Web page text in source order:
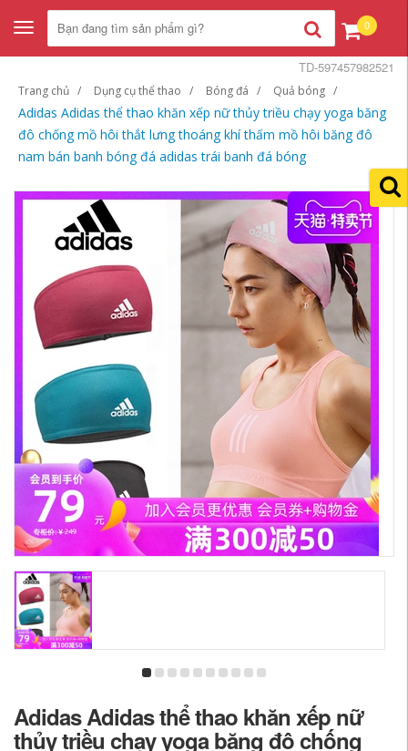
Toggle
navigation
0
Trang chủ Dụng cụ thể thao Bóng đá Quả bóng
Adidas Adidas thể thao khăn xếp nữ thủy triều chạy yoga băng
đô chống mồ hôi thắt lưng thoáng khí thấm mồ hôi băng đô
nam bán banh bóng đá adidas trái banh đá bóng
TD-597457982521
Adidas Adidas thể thao khăn xếp nữ
thủy triều chạy yoga băng đô chống